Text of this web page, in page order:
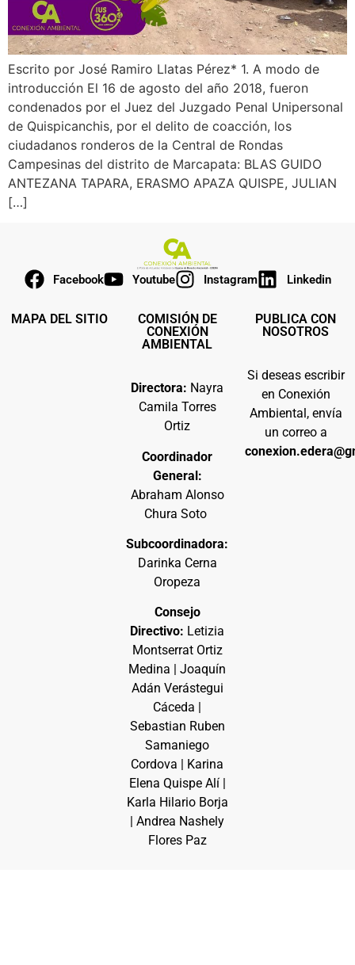
Escrito por José Ramiro Llatas Pérez* 1. A modo de
introducción El 16 de agosto del año 2018, fueron
condenados por el Juez del Juzgado Penal Unipersonal
de Quispicanchis, por el delito de coacción, los
ciudadanos ronderos de la Central de Rondas
Campesinas del distrito de Marcapata: BLAS GUIDO
ANTEZANA TAPARA, ERASMO APAZA QUISPE, JULIAN
[…]
Facebook Youtube Instagram Linkedin
MAPA DEL SITIO
COMISIÓN DE
CONEXIÓN
AMBIENTAL
Directora: Nayra
Camila Torres
Ortiz
Coordinador
General:
Abraham Alonso
Chura Soto
Subcoordinadora:
Darinka Cerna
Oropeza
Consejo
Directivo: Letizia
Montserrat Ortiz
Medina | Joaquín
Adán Verástegui
Cáceda |
Sebastian Ruben
Samaniego
Cordova | Karina
Elena Quispe Alí |
Karla Hilario Borja
| Andrea Nashely
Flores Paz
PUBLICA CON
NOSOTROS
Si deseas escribir
en Conexión
Ambiental, envía
un correo a